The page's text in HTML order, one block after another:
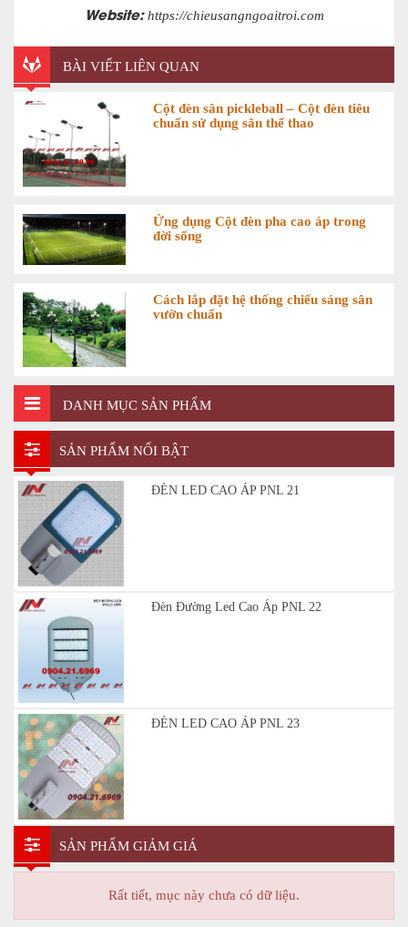
Website:https://chieusangngoaitroi.com
BÀI VIẾT LIÊN QUAN
Cột đèn sân pickleball – Cột đèn tiêu
chuẩn sử dụng sân thể thao
Ứng dụng Cột đèn pha cao áp trong
đời sống
Cách lắp đặt hệ thống chiếu sáng sân
vườn chuẩn
DANH MỤC SẢN PHẨM
SẢN PHẨM NỔI BẬT
ĐÈN LED CAO ÁP PNL 21
Đèn Đường Led Cao Áp PNL 22
ĐÈN LED CAO ÁP PNL 23
SẢN PHẨM GIẢM GIÁ
Rất tiết, mục này chưa có dữ liệu.